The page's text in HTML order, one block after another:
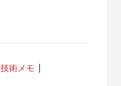
技術メモ